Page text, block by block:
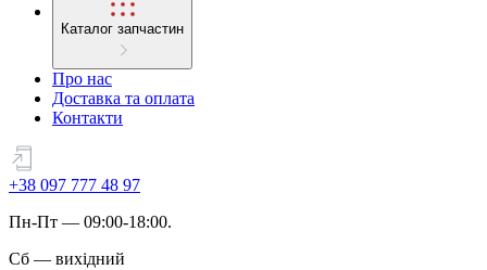
Каталог запчастин
Про нас
Доставка та оплата
Контакти
+38 097 777 48 97
Пн-Пт — 09:00-18:00.
Сб — вихідний